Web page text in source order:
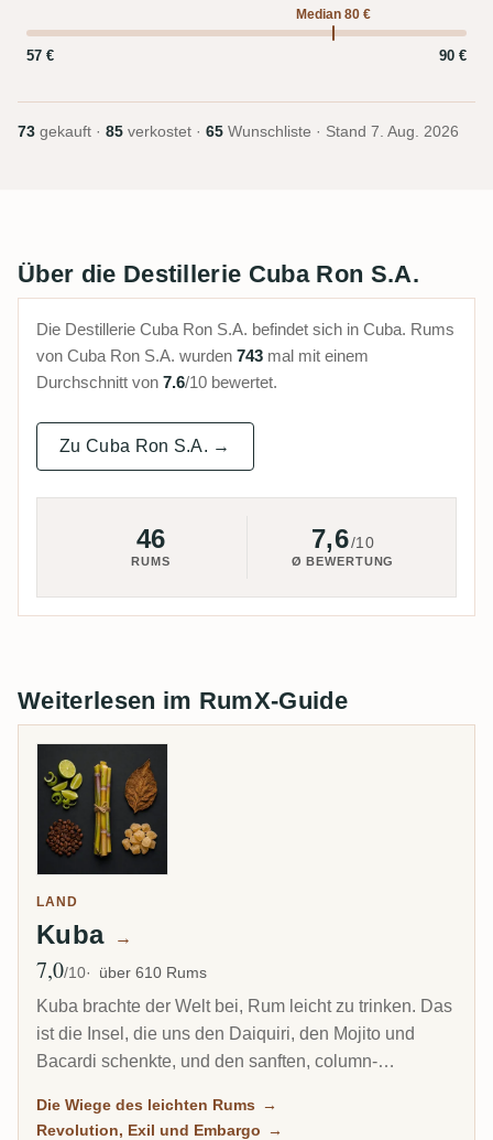
Median 80 €
57 € 90 €
73 gekauft · 85 verkostet · 65 Wunschliste · Stand 7. Aug. 2026
Über die Destillerie Cuba Ron S.A.
Die Destillerie Cuba Ron S.A. befindet sich in Cuba. Rums
von Cuba Ron S.A. wurden 743 mal mit einem
Durchschnitt von 7.6/10 bewertet.
Zu Cuba Ron S.A. →
46
RUMS
7,6/10
Ø BEWERTUNG
Weiterlesen im RumX-Guide
LAND
Kuba →
Ø Bewertung
7,0/10 über 610 Rums
Kuba brachte der Welt bei, Rum leicht zu trinken. Das
ist die Insel, die uns den Daiquiri, den Mojito und
Bacardi schenkte, und den sanften, column-
Rum der Welt wurde. Heute ist ihr Rum vollständig
Die Wiege des leichten Rums →
Revolution, Exil und Embargo →